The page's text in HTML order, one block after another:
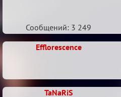
Сообщений: 3 249
Efflorescence
TaNaRiS